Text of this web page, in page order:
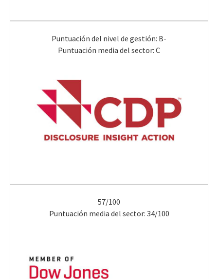
Puntuación del nivel de gestión: B-
Puntuación media del sector: C
57/100
Puntuación media del sector: 34/100